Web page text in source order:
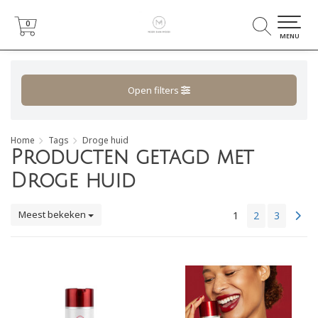
0
0
MENU
Open filters
Home Tags Droge huid
Producten getagd met
Droge huid
Meest bekeken 1 2 3